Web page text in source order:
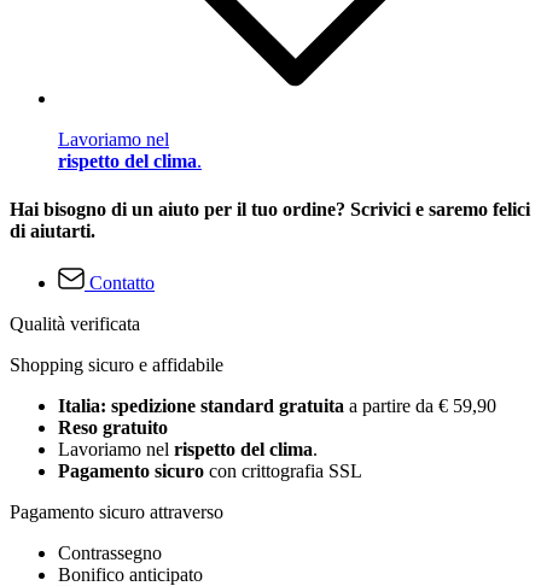
Lavoriamo nel
rispetto del clima.
Hai bisogno di un aiuto per il tuo ordine? Scrivici e saremo felici
di aiutarti.
Contatto
Qualità verificata
Shopping sicuro e affidabile
Italia: spedizione standard gratuita a partire da € 59,90
Reso gratuito
Lavoriamo nel rispetto del clima.
Pagamento sicuro con crittografia SSL
Pagamento sicuro attraverso
Contrassegno
Bonifico anticipato